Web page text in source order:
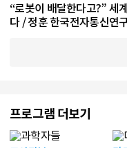
“로봇이 배달한다고?” 세
다 / 정훈 한국전자통신연
프로그램 더보기